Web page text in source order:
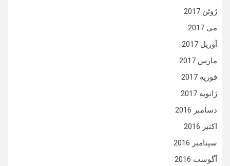
ژوئن 2017
می 2017
آوریل 2017
مارس 2017
فوریه 2017
ژانویه 2017
دسامبر 2016
اکتبر 2016
سپتامبر 2016
آگوست 2016